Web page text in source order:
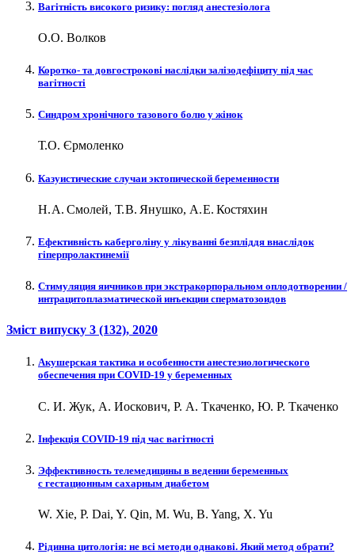
Вагітність високого ризику: погляд анестезіолога
О.О. Волков
Коротко- та довгострокові наслідки залізодефіциту під час
вагітності
Синдром хронічного тазового болю у жінок
Т.О. Єрмоленко
Казуистические случаи эктопической беременности
Н. А. Смолей, Т. В. Янушко, А. Е. Костяхин
Ефективність каберголіну у лікуванні безпліддя внаслідок
гіперпролактинемії
Стимуляция яичников при экстракорпоральном оплодотворении /
интрацитоплазматической инъекции сперматозоидов
Зміст випуску 3 (132), 2020
Акушерская тактика и особенности анестезиологического
обеспечения при COVID‑19 у беременных
С. И. Жук, А. Иоскович, Р. А. Ткаченко, Ю. Р. Ткаченко
Інфекція COVID‑19 під час вагітності
Эффективность телемедицины в ведении беременных
с гестационным сахарным диабетом
W. Xie, P. Dai, Y. Qin, M. Wu, B. Yang, X. Yu
Рідинна цитологія: не всі методи однакові. Який метод обрати?